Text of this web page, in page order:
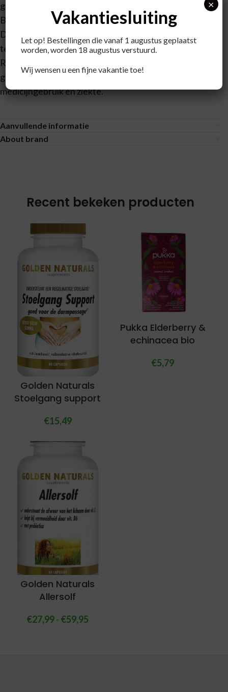
gevarieerde voeding.
Buiten bereik van jonge kinderen houden.
Droog, afgesloten en bij kamertemperatuur bewaren,
tenzij anders geadviseerd op het etiket.
Raadpleeg een deskundige alvorens supplementen te
gebruiken in geval van zwangerschap, lactatie,
medicijngebruik en ziekte.
Aanvullende informatie
About brand
Recent bekeken producten
Golden Naturals
Stoelgang support
€15,49
Pukka Elderberry &
echinacea bio
€5,79
Golden Naturals
Allersolf
€27,99- €59,95
Vakantiesluiting
Let op! Bestellingen die vanaf 1 augustus geplaatst
worden, worden 18 augustus verstuurd.
Wij wensen u een fijne vakantie toe!
×